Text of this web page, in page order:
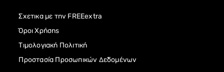
Σχετικα με την FREEextra
Όροι Χρήσης
Τιμολογιακή Πολιτική
Προστασία Προσωπικών Δεδομένων